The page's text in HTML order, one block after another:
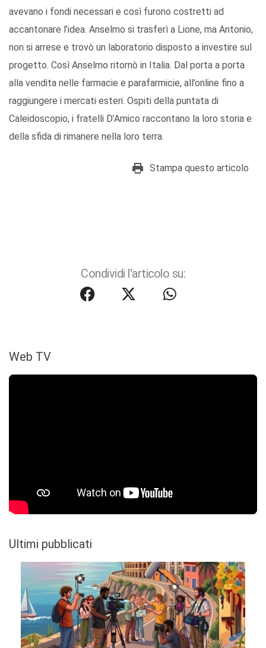
avevano i fondi necessari e così furono costretti ad
accantonare l’idea. Anselmo si trasferì a Lione, ma Antonio,
non si arrese e trovò un laboratorio disposto a investire sul
progetto. Così Anselmo ritornò in Italia. Dal porta a porta
alla vendita nelle farmacie e parafarmicie, all’online fino a
raggiungere i mercati esteri. Ospiti della puntata di
Caleidoscopio, i fratelli D’Amico raccontano la loro storia e
della sfida di rimanere nella loro terra.
Stampa questo articolo
Condividi l'articolo su:
Web TV
Ultimi pubblicati